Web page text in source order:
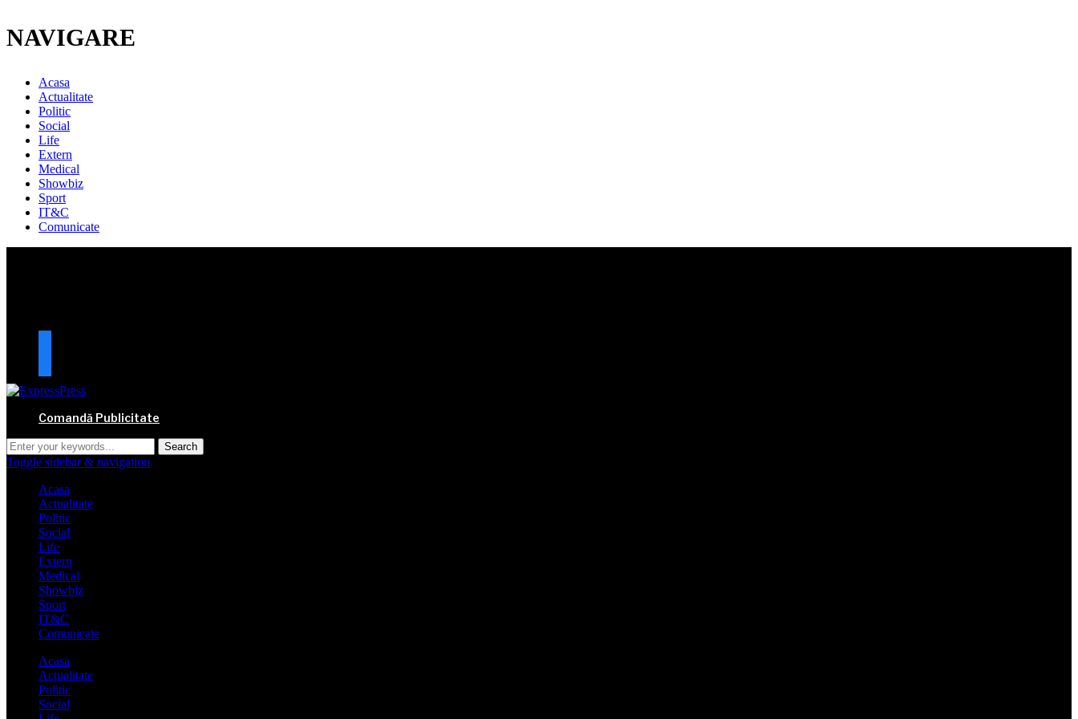
NAVIGARE
Acasa
Actualitate
Politic
Social
Life
Extern
Medical
Showbiz
Sport
IT&C
Comunicate
Comandă Publicitate
Toggle sidebar & navigation
Acasa
Actualitate
Politic
Social
Life
Extern
Medical
Showbiz
Sport
IT&C
Comunicate
Acasa
Actualitate
Politic
Social